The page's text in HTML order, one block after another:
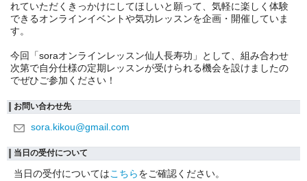
れていただくきっかけにしてほしいと願って、気軽に楽しく体験
できるオンラインイベントや気功レッスンを企画・開催していま
す。
今回「soraオンラインレッスン仙人長寿功」として、組み合わせ
次第で自分仕様の定期レッスンが受けられる機会を設けましたの
でぜひご参加ください！
お問い合わせ先
sora.kikou@gmail.com
当日の受付について
当日の受付についてはこちらをご確認ください。